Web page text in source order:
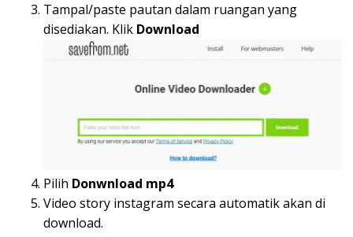
Tampal/paste pautan dalam ruangan yang
disediakan. Klik Download
Pilih Donwnload mp4
Video story instagram secara automatik akan di
download.